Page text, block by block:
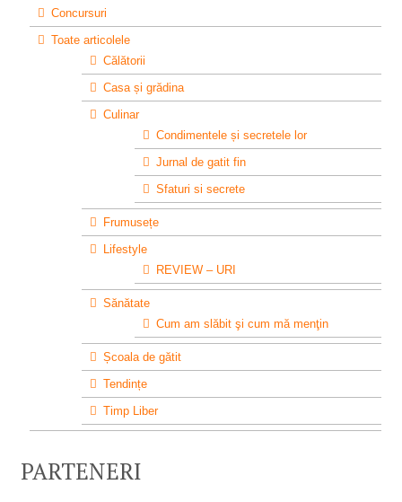
Concursuri
Toate articolele
Călătorii
Casa și grădina
Culinar
Condimentele și secretele lor
Jurnal de gatit fin
Sfaturi si secrete
Frumusețe
Lifestyle
REVIEW – URI
Sănătate
Cum am slăbit şi cum mă menţin
Școala de gătit
Tendințe
Timp Liber
PARTENERI